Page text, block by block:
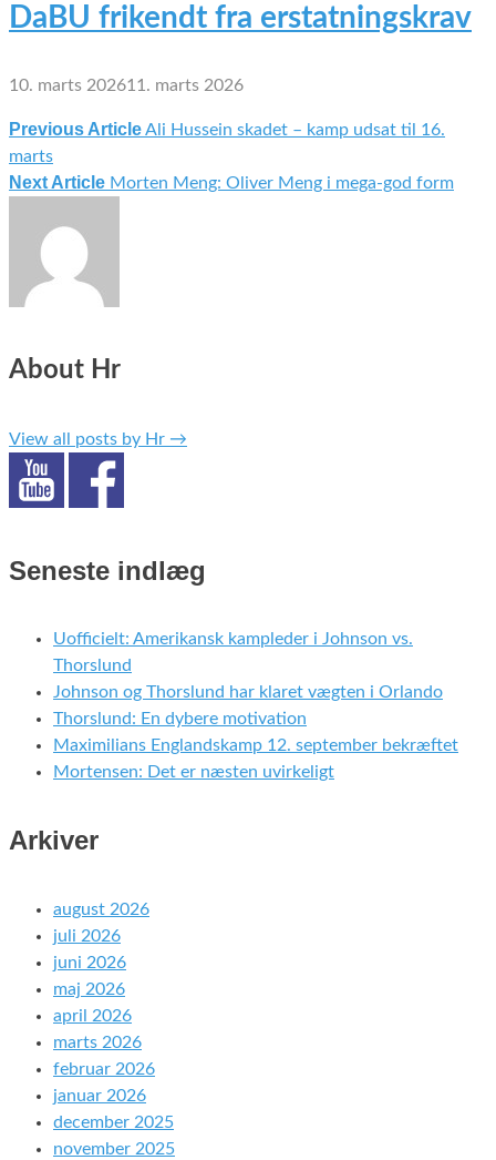
DaBU frikendt fra erstatningskrav
10. marts 202611. marts 2026
Indlægsnavigation
Previous ArticleAli Hussein skadet – kamp udsat til 16.
marts
Next Article Morten Meng: Oliver Meng i mega-god form
About Hr
View all posts by Hr →
Seneste indlæg
Uofficielt: Amerikansk kampleder i Johnson vs.
Thorslund
Johnson og Thorslund har klaret vægten i Orlando
Thorslund: En dybere motivation
Maximilians Englandskamp 12. september bekræftet
Mortensen: Det er næsten uvirkeligt
Arkiver
august 2026
juli 2026
juni 2026
maj 2026
april 2026
marts 2026
februar 2026
januar 2026
december 2025
november 2025